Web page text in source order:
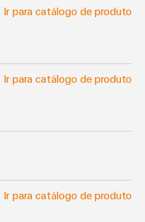
Ir para catálogo de produtos
Ir para catálogo de produtos
Ir para catálogo de produtos